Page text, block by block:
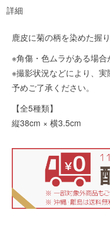
詳細
鹿皮に菊の柄を染めた握り
※角傷・色ムラがある場合
※撮影状況などにより、実
予めご了承ください。
【全5種類】
縦38cm × 横3.5cm